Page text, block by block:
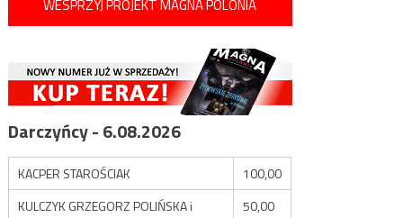
WESPRZYJ PROJEKT MAGNA POLONIA
Darczyńcy - 6.08.2026
KACPER STAROŚCIAK
100,00
KULCZYK GRZEGORZ POLIŃSKA i
50,00